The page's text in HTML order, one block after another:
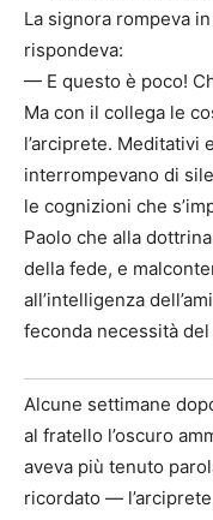
La signora rompeva
rispondeva:
— E questo è poco!
Ma con il collega le
l’arciprete. Meditativi
interrompevano di
le cognizioni che
Paolo che alla
della fede, e
all’intelligenza
feconda necessità
Alcune settimane
al fratello l’oscuro
aveva più tenuto
ricordato —